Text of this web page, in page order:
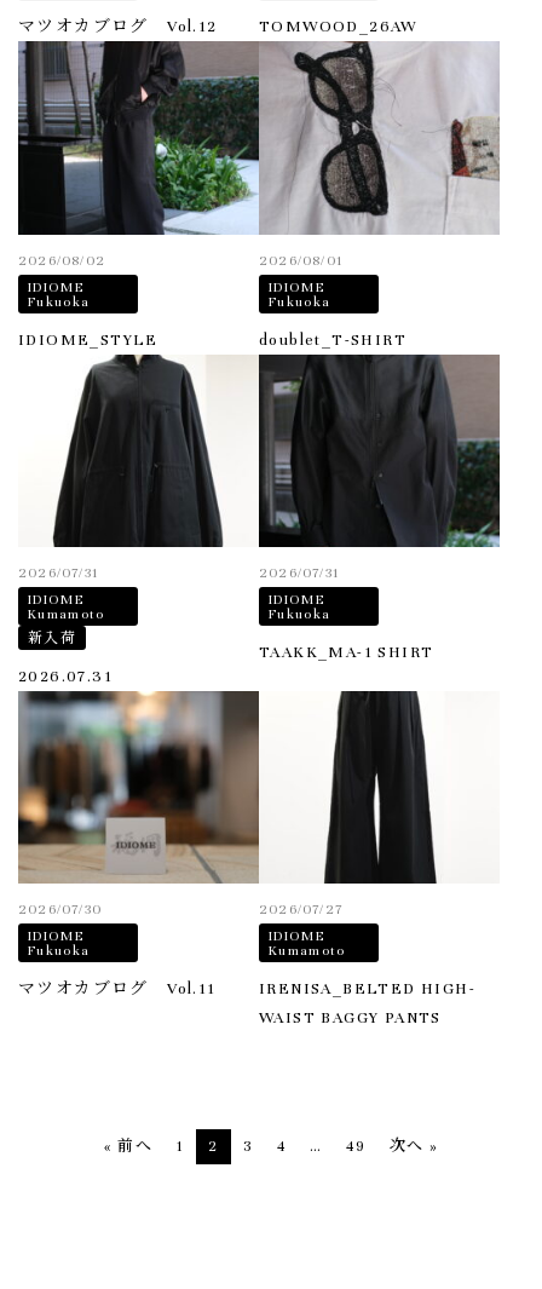
マツオカブログ Vol.12 TOMWOOD_26AW
2026/08/02
IDIOME
Fukuoka
IDIOME_STYLE
2026/08/01
IDIOME
Fukuoka
doublet_T-SHIRT
2026/07/31
IDIOME
Kumamoto
新入荷
2026.07.31
2026/07/31
IDIOME
Fukuoka
TAAKK_MA-1 SHIRT
2026/07/30
IDIOME
Fukuoka
マツオカブログ Vol.11
2026/07/27
IDIOME
Kumamoto
IRENISA_BELTED HIGH-
WAIST BAGGY PANTS
« 前へ 1 2 3 4 … 49 次へ »